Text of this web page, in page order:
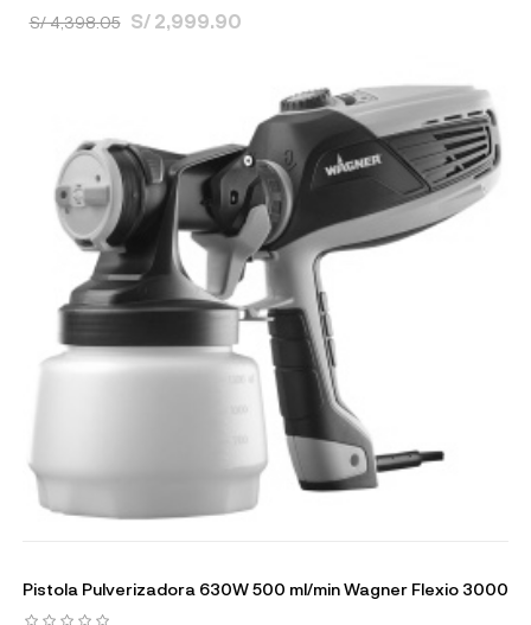
S/ 4,398.05 S/ 2,999.90
Pistola Pulverizadora 630W 500 ml/min Wagner Flexio 3000